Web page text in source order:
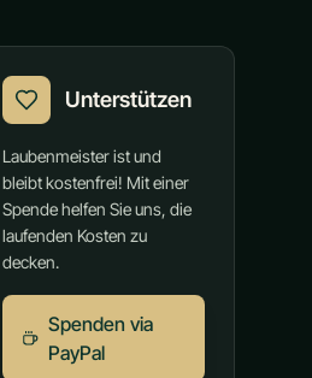
Unterstützen
Laubenmeister ist und
bleibt kostenfrei! Mit einer
Spende helfen Sie uns, die
laufenden Kosten zu
decken.
Spenden via
PayPal